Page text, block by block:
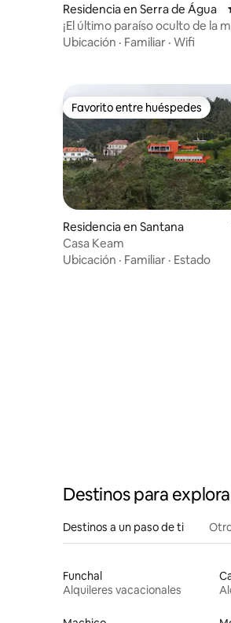
Residencia en Serra de Água
¡El último paraíso oculto de la
Madeira!
Ubicación · Familiar · Wifi
Favorito entre huéspedes
Favorito entre huéspedes
Residencia en Santana
Casa Keam
Ubicación · Familiar · Estado
Destinos para
Destinos a un paso de ti
Funchal
Alquileres vacacionales